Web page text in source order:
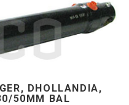
DHOLLANDIA,
50MM BAL